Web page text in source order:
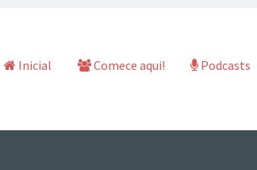
Pular para o conteúdo
Inicial Comece aqui! Podcasts